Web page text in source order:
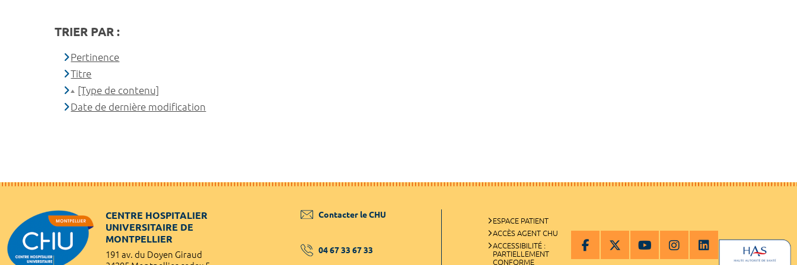
TRIER PAR :
Pertinence
Titre
[Type de contenu]
Date de dernière modification
CENTRE HOSPITALIER
UNIVERSITAIRE DE
MONTPELLIER
191 av. du Doyen Giraud
Contacter le CHU
04 67 33 67 33
ESPACE PATIENT
ACCÈS AGENT CHU
ACCESSIBILITÉ :
PARTIELLEMENT
CONFORME